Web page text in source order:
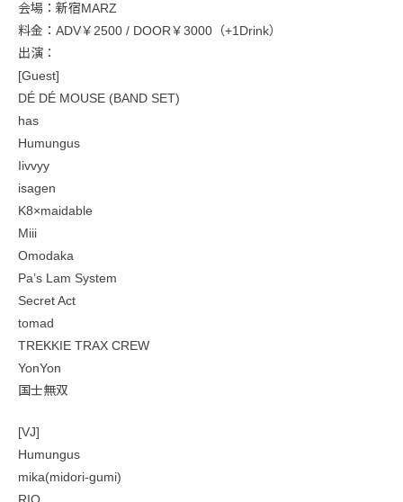
会場：新宿MARZ
料金：ADV￥2500 / DOOR￥3000（+1Drink）
出演：
[Guest]
DÉ DÉ MOUSE (BAND SET)
has
Humungus
Iivvyy
isagen
K8×maidable
Miii
Omodaka
Pa’s Lam System
Secret Act
tomad
TREKKIE TRAX CREW
YonYon
国士無双
[VJ]
Humungus
mika(midori-gumi)